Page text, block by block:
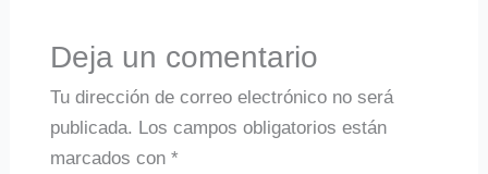
Deja un comentario
Tu dirección de correo electrónico no será
publicada. Los campos obligatorios están
marcados con *